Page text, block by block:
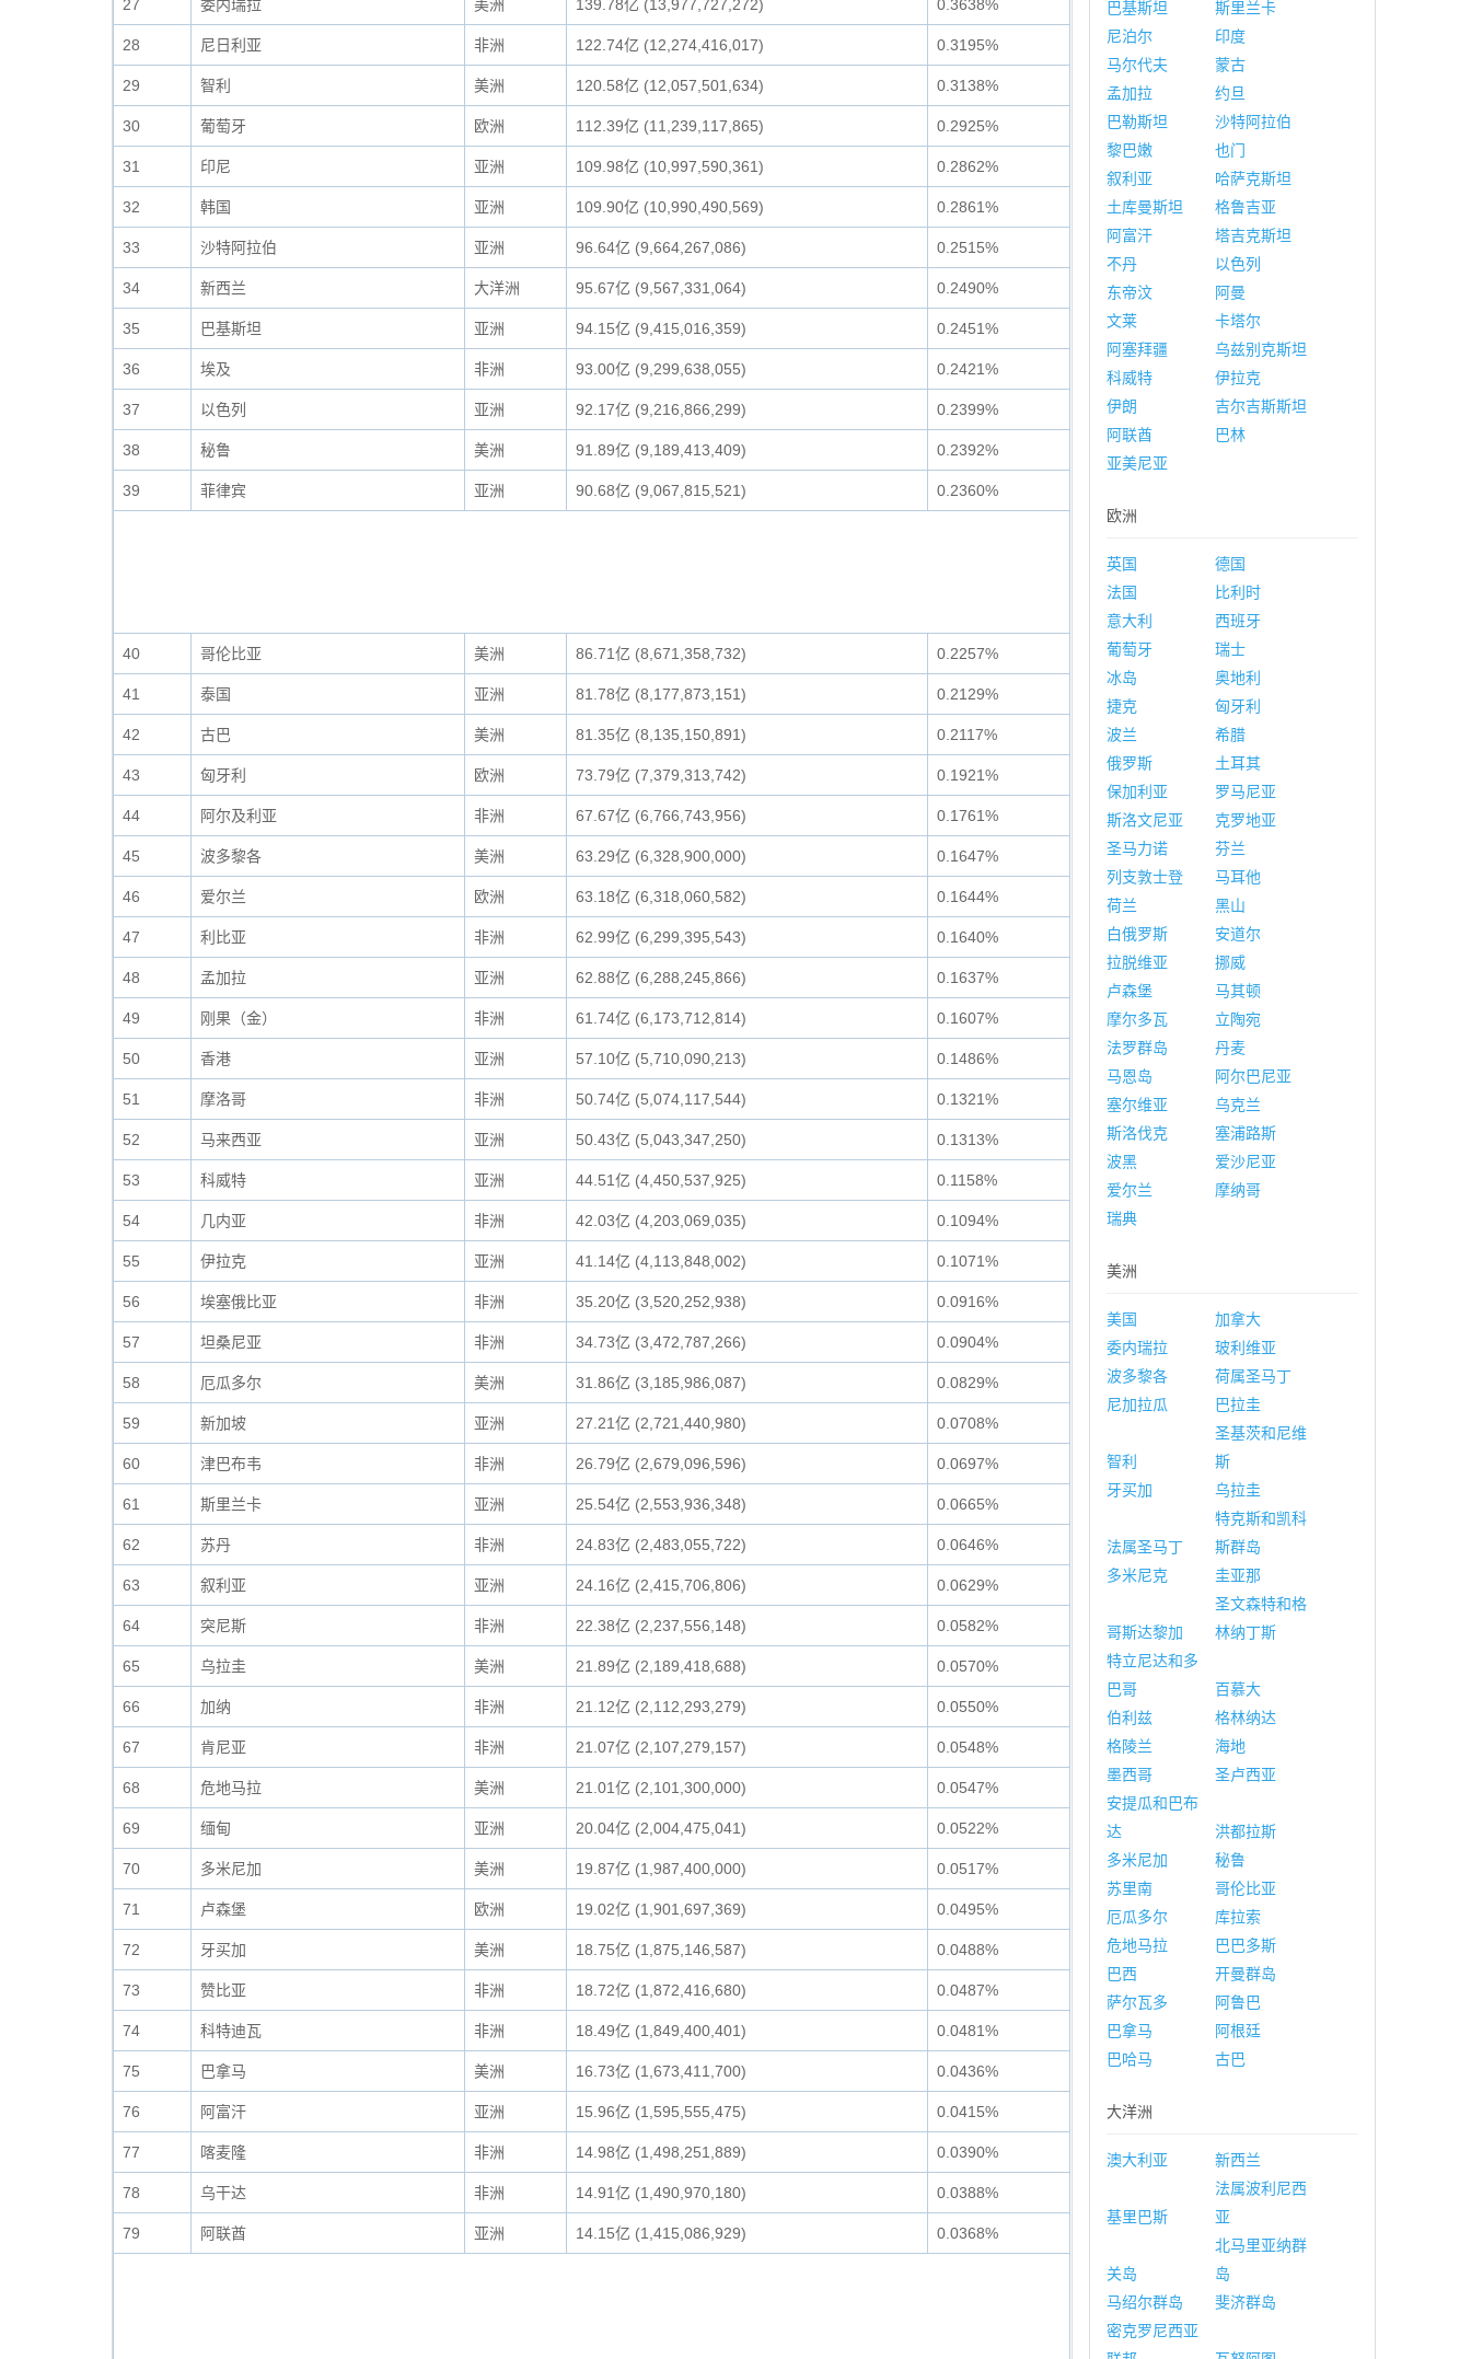
27 委内瑞拉 美洲 139.78亿 (13,977,727,272) 0.3638%
28 尼日利亚 非洲 122.74亿 (12,274,416,017) 0.3195%
29 智利 美洲 120.58亿 (12,057,501,634) 0.3138%
30 葡萄牙 欧洲 112.39亿 (11,239,117,865) 0.2925%
31 印尼 亚洲 109.98亿 (10,997,590,361) 0.2862%
32 韩国 亚洲 109.90亿 (10,990,490,569) 0.2861%
33 沙特阿拉伯 亚洲 96.64亿 (9,664,267,086) 0.2515%
34 新西兰 大洋洲 95.67亿 (9,567,331,064) 0.2490%
35 巴基斯坦 亚洲 94.15亿 (9,415,016,359) 0.2451%
36 埃及 非洲 93.00亿 (9,299,638,055) 0.2421%
37 以色列 亚洲 92.17亿 (9,216,866,299) 0.2399%
38 秘鲁 美洲 91.89亿 (9,189,413,409) 0.2392%
39 菲律宾 亚洲 90.68亿 (9,067,815,521) 0.2360%
40 哥伦比亚 美洲 86.71亿 (8,671,358,732) 0.2257%
41 泰国 亚洲 81.78亿 (8,177,873,151) 0.2129%
42 古巴 美洲 81.35亿 (8,135,150,891) 0.2117%
43 匈牙利 欧洲 73.79亿 (7,379,313,742) 0.1921%
44 阿尔及利亚 非洲 67.67亿 (6,766,743,956) 0.1761%
45 波多黎各 美洲 63.29亿 (6,328,900,000) 0.1647%
46 爱尔兰 欧洲 63.18亿 (6,318,060,582) 0.1644%
47 利比亚 非洲 62.99亿 (6,299,395,543) 0.1640%
48 孟加拉 亚洲 62.88亿 (6,288,245,866) 0.1637%
49 刚果（金） 非洲 61.74亿 (6,173,712,814) 0.1607%
50 香港 亚洲 57.10亿 (5,710,090,213) 0.1486%
51 摩洛哥 非洲 50.74亿 (5,074,117,544) 0.1321%
52 马来西亚 亚洲 50.43亿 (5,043,347,250) 0.1313%
53 科威特 亚洲 44.51亿 (4,450,537,925) 0.1158%
54 几内亚 非洲 42.03亿 (4,203,069,035) 0.1094%
55 伊拉克 亚洲 41.14亿 (4,113,848,002) 0.1071%
56 埃塞俄比亚 非洲 35.20亿 (3,520,252,938) 0.0916%
57 坦桑尼亚 非洲 34.73亿 (3,472,787,266) 0.0904%
58 厄瓜多尔 美洲 31.86亿 (3,185,986,087) 0.0829%
59 新加坡 亚洲 27.21亿 (2,721,440,980) 0.0708%
60 津巴布韦 非洲 26.79亿 (2,679,096,596) 0.0697%
61 斯里兰卡 亚洲 25.54亿 (2,553,936,348) 0.0665%
62 苏丹 非洲 24.83亿 (2,483,055,722) 0.0646%
63 叙利亚 亚洲 24.16亿 (2,415,706,806) 0.0629%
64 突尼斯 非洲 22.38亿 (2,237,556,148) 0.0582%
65 乌拉圭 美洲 21.89亿 (2,189,418,688) 0.0570%
66 加纳 非洲 21.12亿 (2,112,293,279) 0.0550%
67 肯尼亚 非洲 21.07亿 (2,107,279,157) 0.0548%
68 危地马拉 美洲 21.01亿 (2,101,300,000) 0.0547%
69 缅甸 亚洲 20.04亿 (2,004,475,041) 0.0522%
70 多米尼加 美洲 19.87亿 (1,987,400,000) 0.0517%
71 卢森堡 欧洲 19.02亿 (1,901,697,369) 0.0495%
72 牙买加 美洲 18.75亿 (1,875,146,587) 0.0488%
73 赞比亚 非洲 18.72亿 (1,872,416,680) 0.0487%
74 科特迪瓦 非洲 18.49亿 (1,849,400,401) 0.0481%
75 巴拿马 美洲 16.73亿 (1,673,411,700) 0.0436%
76 阿富汗 亚洲 15.96亿 (1,595,555,475) 0.0415%
77 喀麦隆 非洲 14.98亿 (1,498,251,889) 0.0390%
78 乌干达 非洲 14.91亿 (1,490,970,180) 0.0388%
79 阿联酋 亚洲 14.15亿 (1,415,086,929) 0.0368%
巴基斯坦
斯里兰卡
尼泊尔
印度
马尔代夫
蒙古
孟加拉
约旦
巴勒斯坦
沙特阿拉伯
黎巴嫩
也门
叙利亚
哈萨克斯坦
土库曼斯坦
格鲁吉亚
阿富汗
塔吉克斯坦
不丹
以色列
东帝汶
阿曼
文莱
卡塔尔
阿塞拜疆
乌兹别克斯坦
科威特
伊拉克
伊朗
吉尔吉斯斯坦
阿联酋
巴林
亚美尼亚
欧洲
英国
德国
法国
比利时
意大利
西班牙
葡萄牙
瑞士
冰岛
奥地利
捷克
匈牙利
波兰
希腊
俄罗斯
土耳其
保加利亚
罗马尼亚
斯洛文尼亚
克罗地亚
圣马力诺
芬兰
列支敦士登
马耳他
荷兰
黑山
白俄罗斯
安道尔
拉脱维亚
挪威
卢森堡
马其顿
摩尔多瓦
立陶宛
法罗群岛
丹麦
马恩岛
阿尔巴尼亚
塞尔维亚
乌克兰
斯洛伐克
塞浦路斯
波黑
爱沙尼亚
爱尔兰
摩纳哥
瑞典
美洲
美国
加拿大
委内瑞拉
玻利维亚
波多黎各
荷属圣马丁
尼加拉瓜
巴拉圭
智利
圣基茨和尼维
斯
牙买加
乌拉圭
法属圣马丁
特克斯和凯科
斯群岛
多米尼克
圭亚那
哥斯达黎加
圣文森特和格
林纳丁斯
特立尼达和多
巴哥
百慕大
伯利兹
格林纳达
格陵兰
海地
墨西哥
圣卢西亚
安提瓜和巴布
达
洪都拉斯
多米尼加
秘鲁
苏里南
哥伦比亚
厄瓜多尔
库拉索
危地马拉
巴巴多斯
巴西
开曼群岛
萨尔瓦多
阿鲁巴
巴拿马
阿根廷
巴哈马
古巴
大洋洲
澳大利亚 新西兰
基里巴斯
法属波利尼西
亚
关岛
北马里亚纳群
岛
马绍尔群岛
斐济群岛
密克罗尼西亚